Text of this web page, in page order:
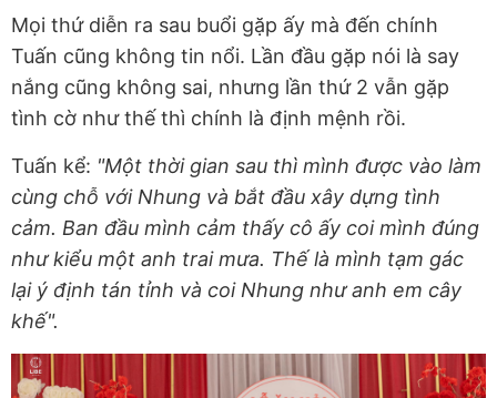
Mọi thứ diễn ra sau buổi gặp ấy mà đến chính
Tuấn cũng không tin nổi. Lần đầu gặp nói là say
nắng cũng không sai, nhưng lần thứ 2 vẫn gặp
tình cờ như thế thì chính là định mệnh rồi.
Tuấn kể: "Một thời gian sau thì mình được vào làm
cùng chỗ với Nhung và bắt đầu xây dựng tình
cảm. Ban đầu mình cảm thấy cô ấy coi mình đúng
như kiểu một anh trai mưa. Thế là mình tạm gác
lại ý định tán tỉnh và coi Nhung như anh em cây
khế".